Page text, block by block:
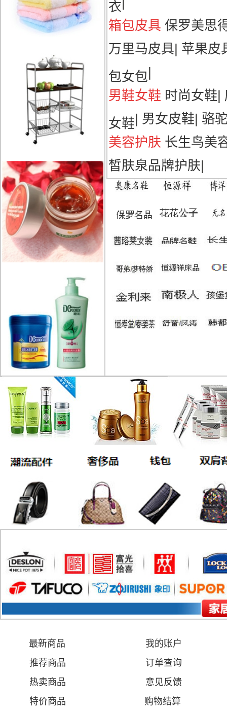
衣
箱包皮具 保罗美思
万里马皮具| 苹果皮
包女包 |
男鞋女鞋 时尚女鞋|
女鞋| 男女皮鞋| 骆
美容护肤 长生鸟美
皙肤泉品牌护肤|
最新商品
我的账户
推荐商品
订单查询
热卖商品
意见反馈
特价商品
购物结算